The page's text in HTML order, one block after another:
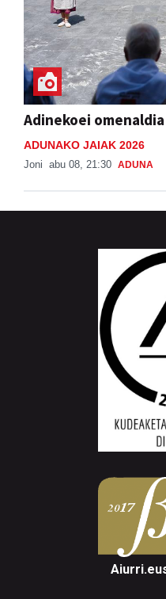
Adinekoei
ADUNAKO JAIAK 2026
Joni abu 08, 21:30 ADUNA